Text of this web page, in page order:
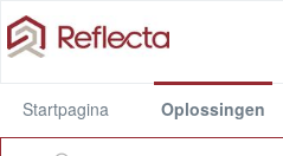
Startpagina Oplossingen